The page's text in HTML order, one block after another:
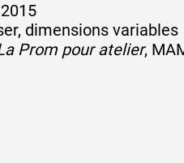
dimensions variables
Prom pour atelier,